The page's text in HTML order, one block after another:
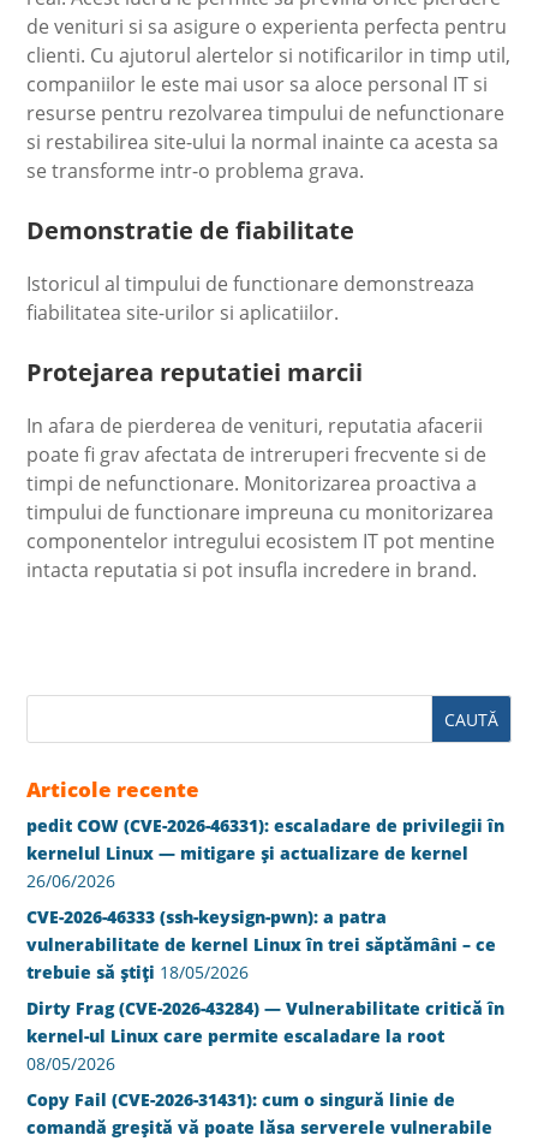
de venituri si sa asigure o experienta perfecta pentru
clienti. Cu ajutorul alertelor si notificarilor in timp util,
companiilor le este mai usor sa aloce personal IT si
resurse pentru rezolvarea timpului de nefunctionare
si restabilirea site-ului la normal inainte ca acesta sa
se transforme intr-o problema grava.
Demonstratie de fiabilitate
Istoricul al timpului de functionare demonstreaza
fiabilitatea site-urilor si aplicatiilor.
Protejarea reputatiei marcii
In afara de pierderea de venituri, reputatia afacerii
poate fi grav afectata de intreruperi frecvente si de
timpi de nefunctionare. Monitorizarea proactiva a
timpului de functionare impreuna cu monitorizarea
componentelor intregului ecosistem IT pot mentine
intacta reputatia si pot insufla incredere in brand.
Articole recente
pedit COW (CVE-2026-46331): escaladare de privilegii în
kernelul Linux — mitigare și actualizare de kernel
26/06/2026
CVE-2026-46333 (ssh-keysign-pwn): a patra
vulnerabilitate de kernel Linux în trei săptămâni – ce
trebuie să știți 18/05/2026
Dirty Frag (CVE-2026-43284) — Vulnerabilitate critică în
kernel-ul Linux care permite escaladare la root
08/05/2026
Copy Fail (CVE-2026-31431): cum o singură linie de
comandă greșită vă poate lăsa serverele vulnerabile